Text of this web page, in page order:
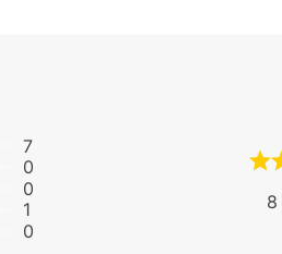
7
0
0
1
0
8